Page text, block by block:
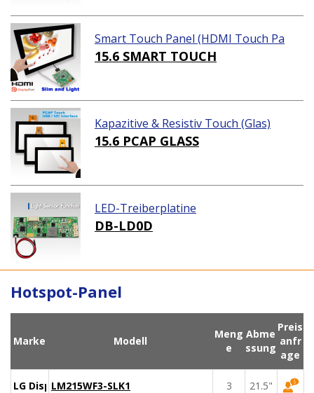
Smart Touch Panel (HDMI Touch Pa
nel Lösungen)
15.6 SMART TOUCH
Kapazitive & Resistiv Touch (Glas)
15.6 PCAP GLASS
LED-Treiberplatine
DB-LD0D
Hotspot-Panel
Marke Modell
Meng
e
Abme
ssung
Preis
anfr
age
LG DisplayLM215WF3-SLK1 3 21.5"